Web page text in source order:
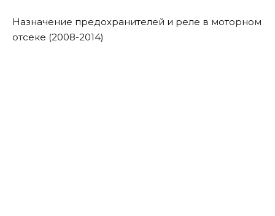
Назначение предохранителей и реле в моторном
отсеке (2008-2014)